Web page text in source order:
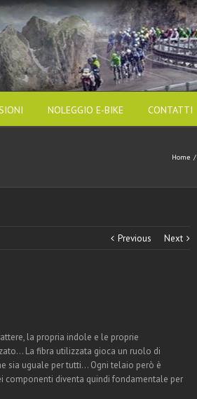
NOLEGGIO E-BIKE CONTATTI
Home /
Previous Next
la propria indole e le proprie
La fibra utilizzata gioca un ruolo di
sia uguale per tutti… Ogni telaio però è
diventa quindi fondamentale per